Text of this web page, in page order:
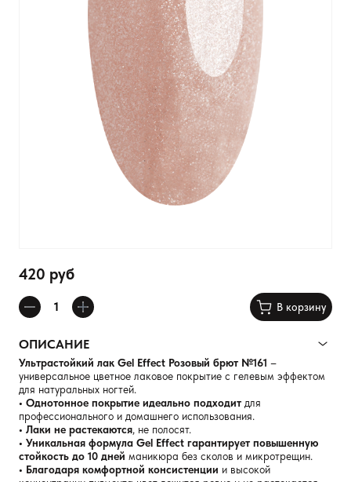
420 руб
В корзину
ОПИСАНИЕ
Ультрастойкий лак Gel Effect Розовый брют №161 –
универсальное цветное лаковое покрытие с гелевым эффектом
для натуральных ногтей.
• Однотонное покрытие идеально подходит для
профессионального и домашнего использования.
• Лаки не растекаются, не полосят.
• Уникальная формула Gel Effect гарантирует повышенную
стойкость до 10 дней маникюра без сколов и микротрещин.
• Благодаря комфортной консистенции и высокой